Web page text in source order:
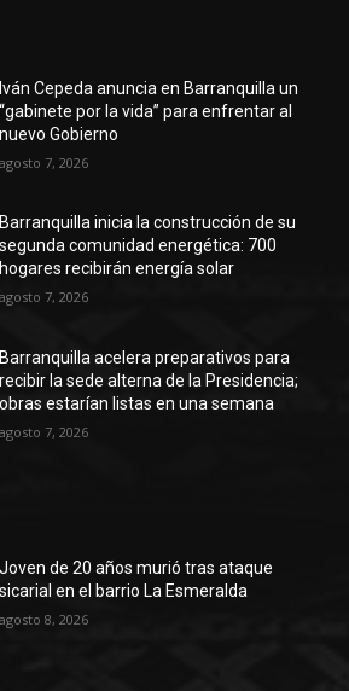
Iván Cepeda anuncia en Barranquilla un
“gabinete por la vida” para enfrentar al
nuevo Gobierno
agosto 7, 2026
Barranquilla inicia la construcción de su
segunda comunidad energética: 700
hogares recibirán energía solar
agosto 7, 2026
Barranquilla acelera preparativos para
recibir la sede alterna de la Presidencia;
obras estarían listas en una semana
agosto 7, 2026
Joven de 20 años murió tras ataque
sicarial en el barrio La Esmeralda
agosto 8, 2026